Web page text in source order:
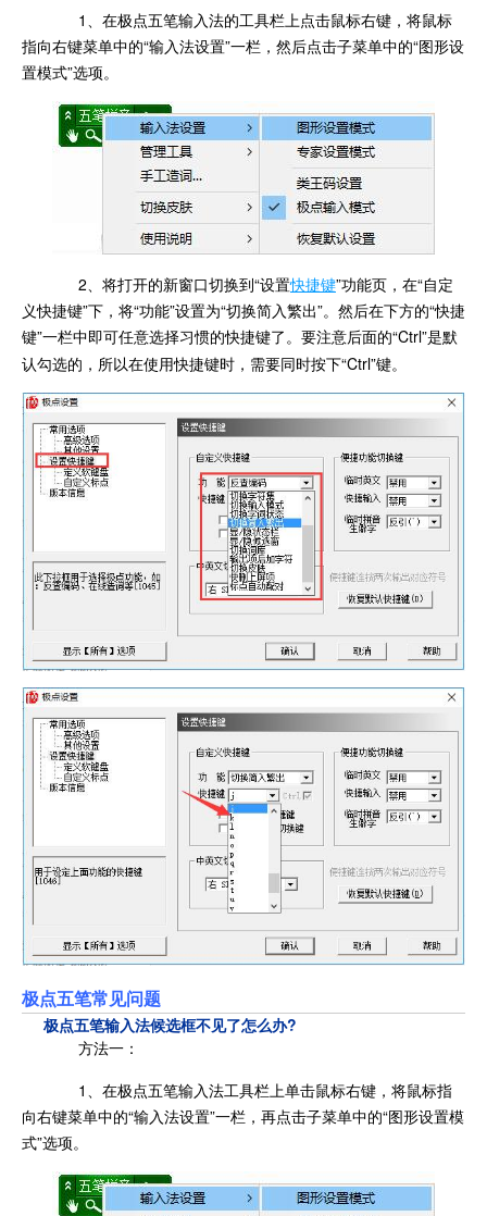
1、在极点五笔输入法的工具栏上点击鼠标右键，将鼠标
指向右键菜单中的“输入法设置”一栏，然后点击子菜单中的“图形设
置模式”选项。
2、将打开的新窗口切换到“设置快捷键”功能页，在“自定
义快捷键”下，将“功能”设置为“切换简入繁出”。然后在下方的“快捷
键”一栏中即可任意选择习惯的快捷键了。要注意后面的“Ctrl”是默
认勾选的，所以在使用快捷键时，需要同时按下“Ctrl”键。
极点五笔常见问题
极点五笔输入法候选框不见了怎么办?
方法一：
1、在极点五笔输入法工具栏上单击鼠标右键，将鼠标指
向右键菜单中的“输入法设置”一栏，再点击子菜单中的“图形设置模
式”选项。